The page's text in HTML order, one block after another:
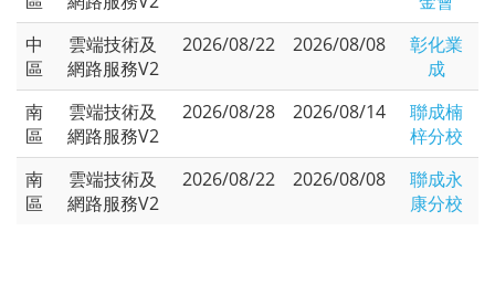
中
區
雲端技術及
網路服務V2
2026/08/22 2026/08/08
彰化業
成
南
區
雲端技術及
網路服務V2
2026/08/28 2026/08/14
聯成楠
梓分校
南
區
雲端技術及
網路服務V2
2026/08/22 2026/08/08
聯成永
康分校